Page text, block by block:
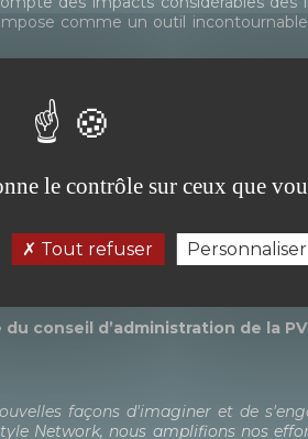
comme un outil
Nations unies pour les
des Nations unies (UNDESA), et
charnière, nécessitant non
propose une approche
inclusives et centrées sur
inspirent et donnent les moyens
conseil d’administration de la
façons d'imaginer et de
Network, nous amplifions nos
le contrôle sur ceux que
Tout refuser Personnaliser